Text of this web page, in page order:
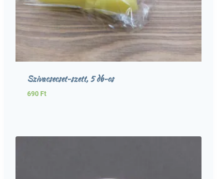
Szivacsecset-szett, 5 db-os
690 Ft